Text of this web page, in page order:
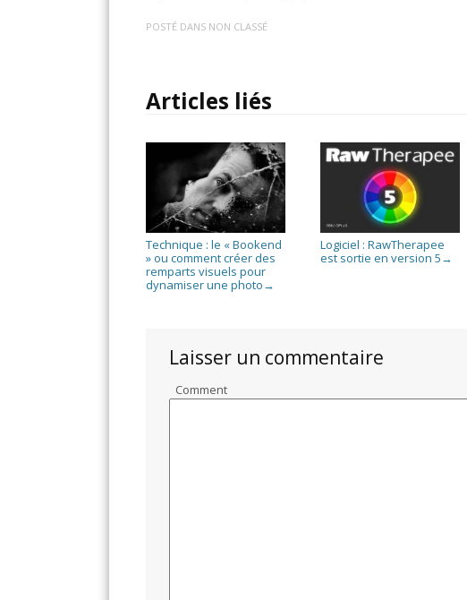
POSTÉ DANS NON CLASSÉ
Articles liés
Technique : le « Bookend
» ou comment créer des
remparts visuels pour
dynamiser une photo →
Logiciel : RawTherapee
est sortie en version 5 →
Laisser un commentaire
Comment